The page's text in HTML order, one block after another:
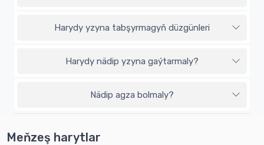
Harydy yzyna tabşyrmagyň düzgünleri
Harydy nädip yzyna gaýtarmaly?
Nädip agza bolmaly?
Meňzeş harytlar